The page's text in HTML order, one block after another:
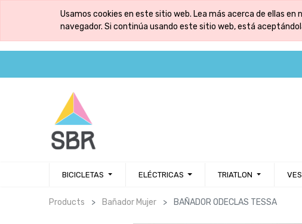
Usamos cookies en este sitio web. Lea más acerca de ellas
navegador. Si continúa usando este sitio web, está
BICICLETAS ELÉCTRICAS TRIATLON
Products Bañador Mujer BAÑADOR ODECLAS TESSA